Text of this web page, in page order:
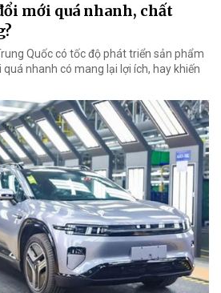
mới quá nhanh, chất
Quốc có tốc độ phát triển sản phẩm
nhanh có mang lại lợi ích, hay khiến